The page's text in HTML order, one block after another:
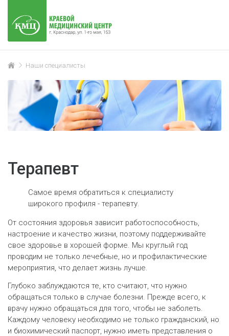
Наши специалисты
Терапевт
Самое время обратиться к специалисту
широкого профиля - терапевту.
От состояния здоровья зависит работоспособность,
настроение и качество жизни, поэтому поддерживайте
свое здоровье в хорошей форме. Мы круглый год
проводим не только лечебные, но и профилактические
мероприятия, что делает жизнь лучше.
Глубоко заблуждаются те, кто считают, что нужно
обращаться только в случае болезни. Прежде всего, к
врачу нужно обращаться для того, чтобы не заболеть.
Каждому человеку необходимо не только гражданский, но
и биохимический паспорт, нужно иметь представления о